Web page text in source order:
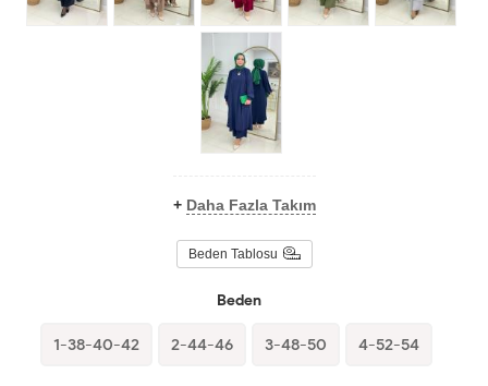
+ Daha Fazla Takım
Beden Tablosu
Beden
1-38-40-42 2-44-46 3-48-50 4-52-54